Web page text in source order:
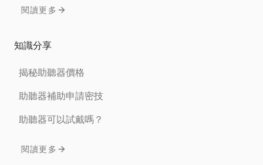
閱讀更多
知識分享
揭秘助聽器價格
助聽器補助申請密技
助聽器可以試戴嗎？
閱讀更多